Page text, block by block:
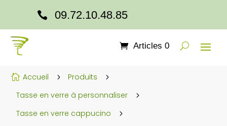
 09.72.10.48.85
Articles 0
 Accueil 5 Produits 5
Tasse en verre à personnaliser 5
Tasse en verre cappucino 5